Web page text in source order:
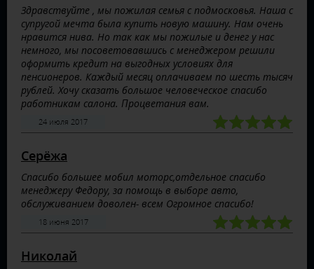
Здравствуйте , мы пожилая семья с подмосковья. Наша с
супругой мечта была купить новую машину. Нам очень
нравится нива. Но так как мы пожилые и денег у нас
немного, мы посоветовавшись с менеджером решили
оформить кредит на выгодных условиях для
пенсионеров. Каждый месяц оплачиваем по шесть тысяч
рублей. Хочу сказать большое человеческое спасибо
работникам салона. Процветания вам.
24 июля 2017
Серёжа
Спасибо большее мобил моторс,отдельное спасибо
менеджеру Федору, за помощь в выборе авто,
обслуживанием доволен- всем Огромное спасибо!
18 июня 2017
Николай